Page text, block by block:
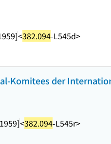
<382.094-L545d>
Komitees der
1959]<382.094-L545r>